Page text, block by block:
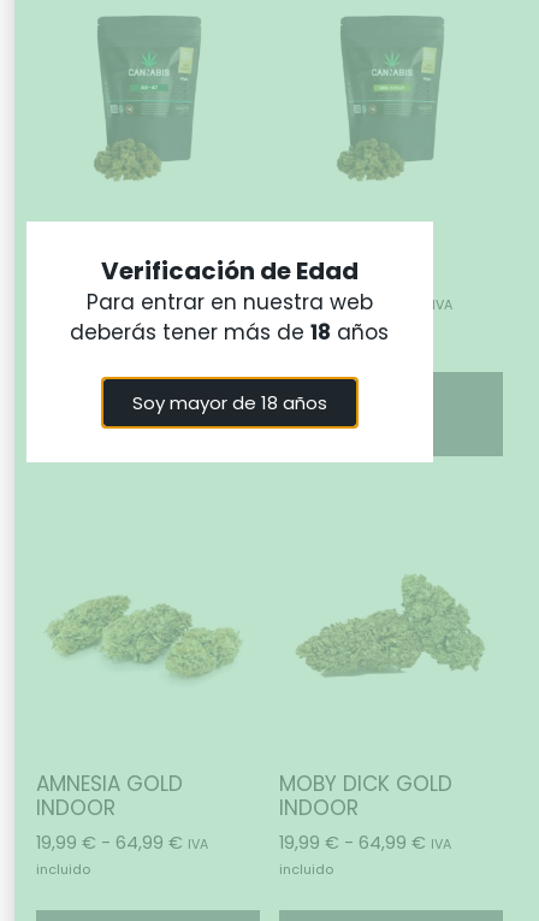
- 49,99€ IVA
incluido
Seleccionar
opciones
OUTDOOR
14,99 € - 49,99
IVA
incluido
Seleccionar
opciones
AMNESIA GOLD
INDOOR
19,99 € - 64,99 € IVA
incluido
MOBY DICK GOLD
INDOOR
19,99 € - 64,99 € IVA
incluido
Verificación de Edad
Para entrar en nuestra web
deberás tener más de18 años
Soy mayor de 18 años